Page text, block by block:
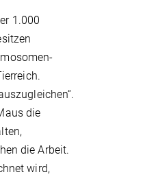
1.000
die
die Arbeit.
wird,